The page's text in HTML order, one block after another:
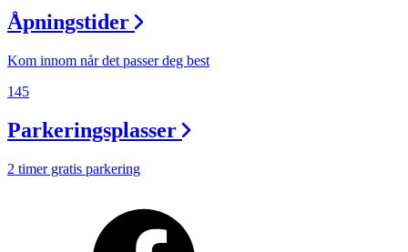
Åpningstider
Kom innom når det passer deg best
145
Parkeringsplasser
2 timer gratis parkering